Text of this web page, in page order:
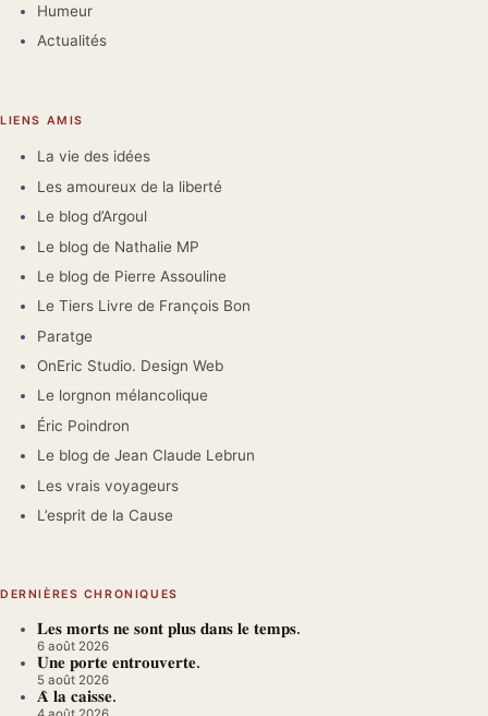
Humeur
Actualités
LIENS AMIS
La vie des idées
Les amoureux de la liberté
Le blog d’Argoul
Le blog de Nathalie MP
Le blog de Pierre Assouline
Le Tiers Livre de François Bon
Paratge
OnEric Studio. Design Web
Le lorgnon mélancolique
Éric Poindron
Le blog de Jean Claude Lebrun
Les vrais voyageurs
L’esprit de la Cause
DERNIÈRES CHRONIQUES
𝐋𝐞𝐬 𝐦𝐨𝐫𝐭𝐬 𝐧𝐞 𝐬𝐨𝐧𝐭 𝐩𝐥𝐮𝐬 𝐝𝐚𝐧𝐬 𝐥𝐞 𝐭𝐞𝐦𝐩𝐬.
6 août 2026
𝐔𝐧𝐞 𝐩𝐨𝐫𝐭𝐞 𝐞𝐧𝐭𝐫𝐨𝐮𝐯𝐞𝐫𝐭𝐞.
5 août 2026
𝐀̀ 𝐥𝐚 𝐜𝐚𝐢𝐬𝐬𝐞.